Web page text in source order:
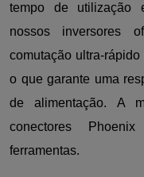
tempo de utilização
nossos inversores
comutação ultra-
o que garante uma
de alimentação. A
conectores
ferramentas.